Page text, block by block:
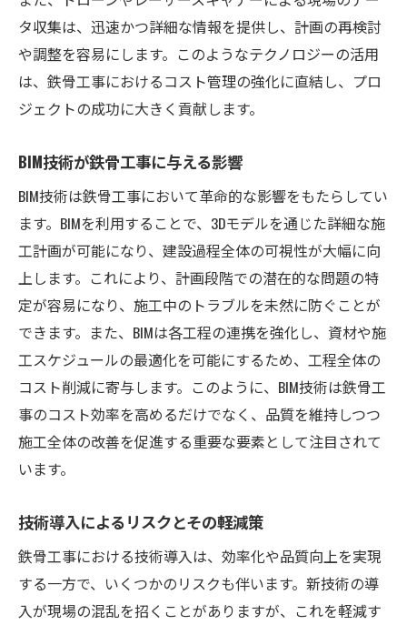
タ収集は、迅速かつ詳細な情報を提供し、計画の再検討
や調整を容易にします。このようなテクノロジーの活用
は、鉄骨工事におけるコスト管理の強化に直結し、プロ
ジェクトの成功に大きく貢献します。
BIM技術が鉄骨工事に与える影響
BIM技術は鉄骨工事において革命的な影響をもたらしてい
ます。BIMを利用することで、3Dモデルを通じた詳細な施
工計画が可能になり、建設過程全体の可視性が大幅に向
上します。これにより、計画段階での潜在的な問題の特
定が容易になり、施工中のトラブルを未然に防ぐことが
できます。また、BIMは各工程の連携を強化し、資材や施
工スケジュールの最適化を可能にするため、工程全体の
コスト削減に寄与します。このように、BIM技術は鉄骨工
事のコスト効率を高めるだけでなく、品質を維持しつつ
施工全体の改善を促進する重要な要素として注目されて
います。
技術導入によるリスクとその軽減策
鉄骨工事における技術導入は、効率化や品質向上を実現
する一方で、いくつかのリスクも伴います。新技術の導
入が現場の混乱を招くことがありますが、これを軽減す